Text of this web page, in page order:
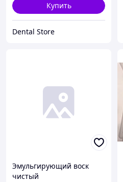
Купить
Dental Store
Эмульгирующий воск
чистый